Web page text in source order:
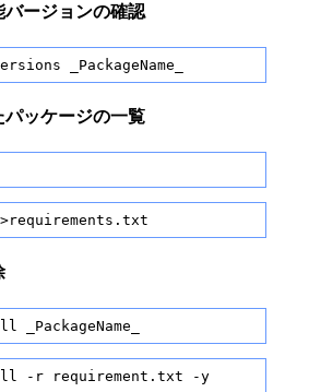
ージョンの確認
_PackageName_
ッケージの一覧
-r requirement.txt -y